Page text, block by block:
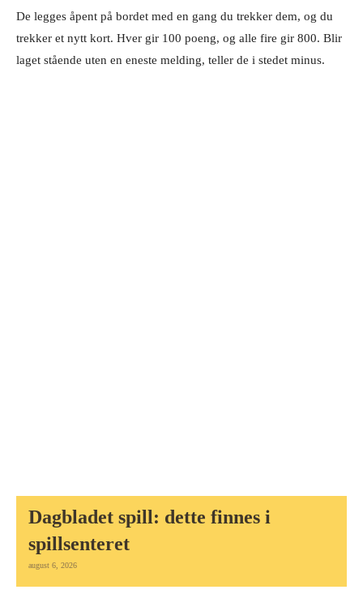
De legges åpent på bordet med en gang du trekker dem, og du
trekker et nytt kort. Hver gir 100 poeng, og alle fire gir 800. Blir
laget stående uten en eneste melding, teller de i stedet minus.
Dagbladet spill: dette finnes i
spillsenteret
august 6, 2026